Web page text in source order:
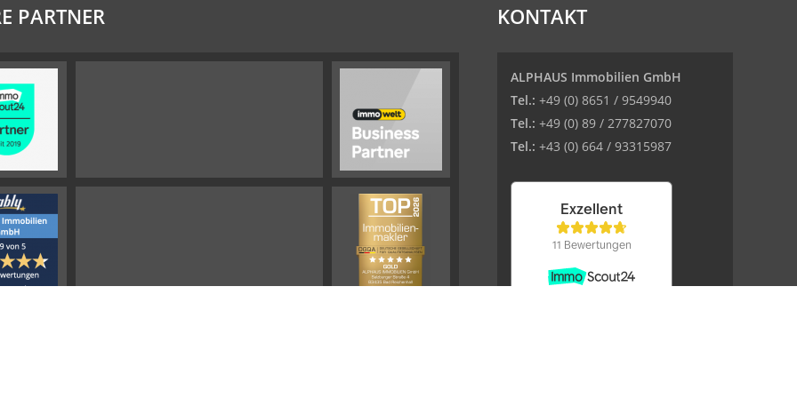
PARTNER KONTAKT
ALPHAUS Immobilien GmbH
Tel.: +49 (0) 8651 / 9549940
Tel.: +49 (0) 89 / 277827070
Tel.: +43 (0) 664 / 93315987